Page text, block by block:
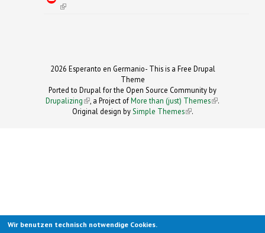
(link is external)
2026 Esperanto en Germanio- This is a Free Drupal
Theme
Ported to Drupal for the Open Source Community by
Drupalizing(link is external)
, a Project ofMore than (just) Themes (link is
.
Original design by Simple Themes
(link is
.
Wir benutzen technisch notwendige Cookies.